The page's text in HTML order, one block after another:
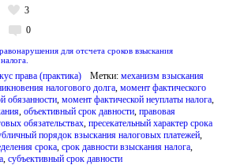
0
3
для отсчета сроков взыскания
права (практика) Метки:механизм взыскания
налогового долга ,момент фактического
обязанности ,момент фактической неуплаты налога
,объективный срок давности ,правовая
обязательствах ,пресекательный характер срока
порядок взыскания налоговых платежей
срока ,срок давности взыскания налога
,субъективный срок давности